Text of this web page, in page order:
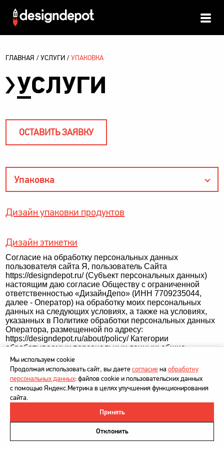
ГЛАВНАЯ УСЛУГИ УПАКОВКА
УСЛУГИ
ОСТАВИТЬ ЗАЯВКУ
Упаковка
Дизайн упаковки продуктов
Дизайн этикетки
Согласие на обработку персональных данных
пользователя сайта Я, пользователь Сайта
https://designdepot.ru/ (Субъект персональных данных)
настоящим даю согласие Обществу с ограниченной
ответственностью «ДизайнДепо» (ИНН 7709235044,
далее - Оператор) на обработку моих персональных
данных на следующих условиях, а также на условиях,
указанных в Политике обработки персональных данных
Оператора, размещенной по адресу:
https://designdepot.ru/about/policy/ Категории
обрабатываемых персональных данных: общие
Перечень обрабатываемых персональных данных:
фамилия, имя, отчество; номер телефона; адрес
электронной почты Цель обработки персональных
данных: предоставление дополнительной информации
об услугах Оператора (на основании запроса Субъекта
персональных данных) Способ обработки
персональных данных: смешанная автоматизированная
данных. Действия с персональными данными в ходе их
Политика в отношении обработки персональных данных
Напишите нам
Мы используем cookie
Продолжая использовать сайт, вы даетесогласиена обработку
персональных данных: файлов cookie и пользовательских данных
с помощью Яндекс.Метрика в целях улучшения функционирования
сайта.
Принять
Отклонить